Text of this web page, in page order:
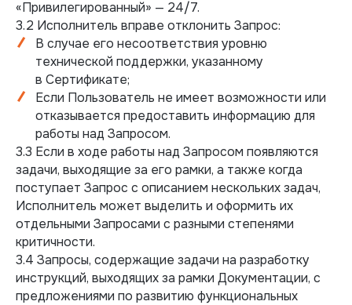
«Привилегированный» — 24/7.
3.2 Исполнитель вправе отклонить Запрос:
В случае его несоответствия уровню
технической поддержки, указанному
в Сертификате;
Если Пользователь не имеет возможности или
отказывается предоставить информацию для
работы над Запросом.
3.3 Если в ходе работы над Запросом появляются
задачи, выходящие за его рамки, а также когда
поступает Запрос с описанием нескольких задач,
Исполнитель может выделить и оформить их
отдельными Запросами с разными степенями
критичности.
3.4 Запросы, содержащие задачи на разработку
инструкций, выходящих за рамки Документации, с
предложениями по развитию функциональных